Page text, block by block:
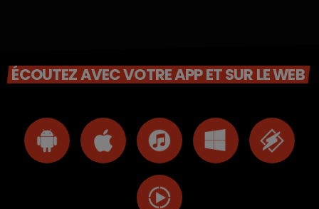
ÉCOUTEZ AVEC VOTRE APP ET SUR LE WEB